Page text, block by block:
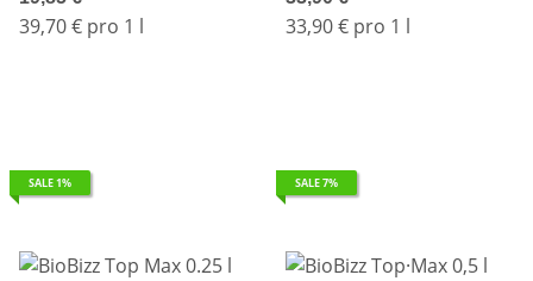
39,70 € pro 1 l 33,90 € pro 1 l
SALE 1% SALE 7%